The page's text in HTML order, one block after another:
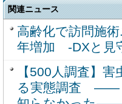
関連ニュース
高齢化で訪問施
年増加 -DXと見
【500人調査】
る実態調査 ――